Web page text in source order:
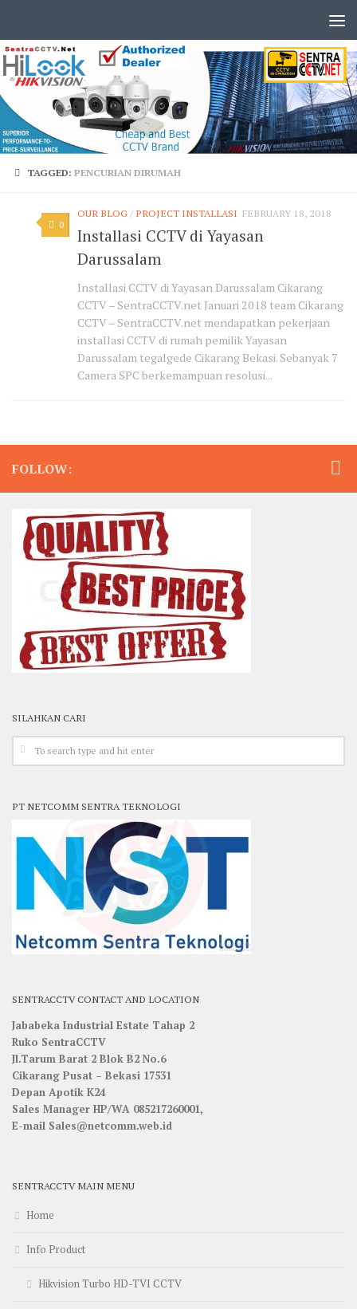
TAGGED:PENCURIAN DIRUMAH
0
OUR BLOG/ PROJECT INSTALLASI FEBRUARY 18, 2018
Installasi CCTV di Yayasan
Darussalam
Installasi CCTV di Yayasan Darussalam Cikarang
CCTV – SentraCCTV.net Januari 2018 team Cikarang
CCTV – SentraCCTV.net mendapatkan pekerjaan
installasi CCTV di rumah pemilik Yayasan
Darussalam tegalgede Cikarang Bekasi. Sebanyak 7
Camera SPC berkemampuan resolusi...
FOLLOW:
SILAHKAN CARI
PT NETCOMM SENTRA TEKNOLOGI
SENTRACCTV CONTACT AND LOCATION
Jababeka Industrial Estate Tahap 2
Ruko SentraCCTV
Jl.Tarum Barat 2 Blok B2 No.6
Cikarang Pusat – Bekasi 17531
Depan Apotik K24
Sales Manager HP/WA 085217260001,
E-mail Sales@netcomm.web.id
SENTRACCTV MAIN MENU
Home
Info Product
Hikvision Turbo HD-TVI CCTV